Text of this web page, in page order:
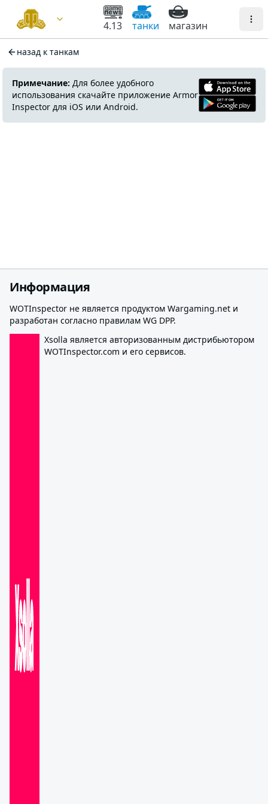
4.13 танки магазин
назад к танкам
Примечание: Для более удобного
использования скачайте приложение Armor
Inspector для iOS или Android.
Информация
WOTInspector не является продуктом Wargaming.net и
разработан согласно правилам WG DPP.
Xsolla является авторизованным дистрибьютором
WOTInspector.com и его сервисов.